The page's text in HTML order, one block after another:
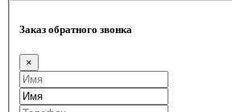
Заказ обратного звонка
×